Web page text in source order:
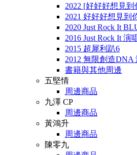
2022 [好好好想見
2021 好好好想見到
2020 Just Rock It
2016 Just Rock It 演
2015 超犀利趴6
2012 無限創造
書籍與其他周邊
五堅情
周邊商品
九澤 CP
周邊商品
黃鴻升
周邊商品
陳零九